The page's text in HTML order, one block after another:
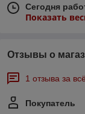
Сегодня
Показать
Отзывы о
1 отзыва за
Покупатель